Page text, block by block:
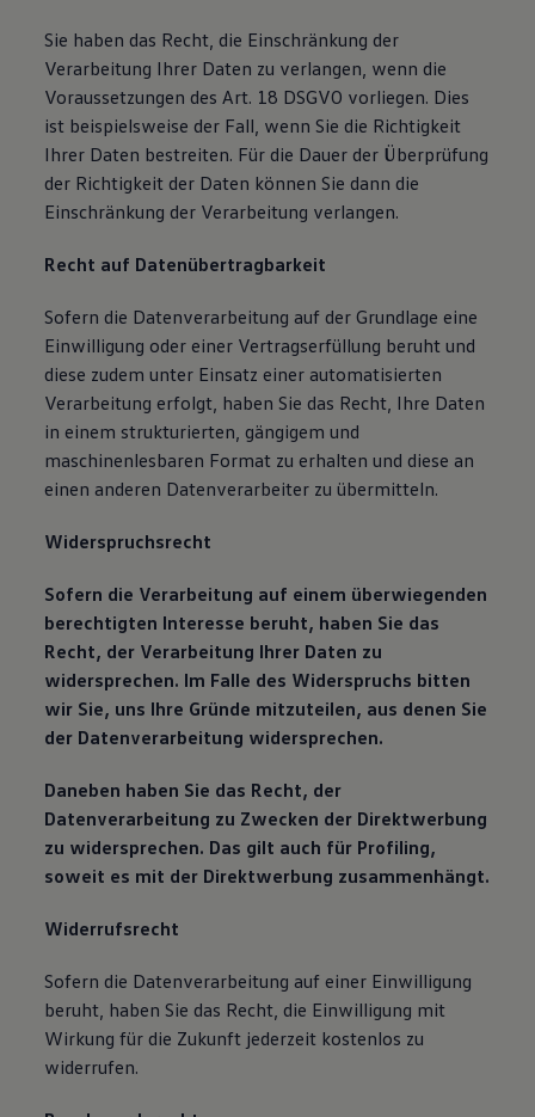
Sie haben das Recht, die Einschränkung der
Verarbeitung Ihrer Daten zu verlangen, wenn die
Voraussetzungen des Art. 18 DSGVO vorliegen. Dies
ist beispielsweise der Fall, wenn Sie die Richtigkeit
Ihrer Daten bestreiten. Für die Dauer der Überprüfung
der Richtigkeit der Daten können Sie dann die
Einschränkung der Verarbeitung verlangen.
Recht auf Datenübertragbarkeit
Sofern die Datenverarbeitung auf der Grundlage eine
Einwilligung oder einer Vertragserfüllung beruht und
diese zudem unter Einsatz einer automatisierten
Verarbeitung erfolgt, haben Sie das Recht, Ihre Daten
in einem strukturierten, gängigem und
maschinenlesbaren Format zu erhalten und diese an
einen anderen Datenverarbeiter zu übermitteln.
Widerspruchsrecht
Sofern die Verarbeitung auf einem überwiegenden
berechtigten Interesse beruht, haben Sie das
Recht, der Verarbeitung Ihrer Daten zu
widersprechen. Im Falle des Widerspruchs bitten
wir Sie, uns Ihre Gründe mitzuteilen, aus denen Sie
der Datenverarbeitung widersprechen.
Daneben haben Sie das Recht, der
Datenverarbeitung zu Zwecken der Direktwerbung
zu widersprechen. Das gilt auch für Profiling,
soweit es mit der Direktwerbung zusammenhängt.
Widerrufsrecht
Sofern die Datenverarbeitung auf einer Einwilligung
beruht, haben Sie das Recht, die Einwilligung mit
Wirkung für die Zukunft jederzeit kostenlos zu
widerrufen.